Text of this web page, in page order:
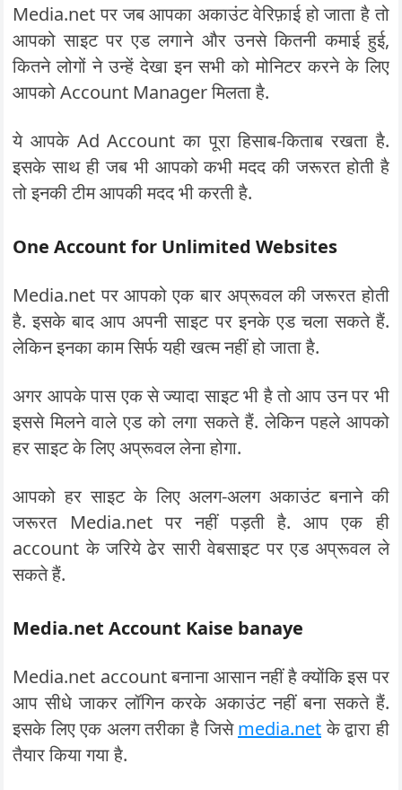
Media.net पर जब आपका अकाउंट वेरिफ़ाई हो जाता है तो
आपको साइट पर एड लगाने और उनसे कितनी कमाई हुई,
कितने लोगों ने उन्हें देखा इन सभी को मोनिटर करने के लिए
आपको Account Manager मिलता है.
ये आपके Ad Account का पूरा हिसाब-किताब रखता है.
इसके साथ ही जब भी आपको कभी मदद की जरूरत होती है
तो इनकी टीम आपकी मदद भी करती है.
One Account for Unlimited Websites
Media.net पर आपको एक बार अप्रूवल की जरूरत होती
है. इसके बाद आप अपनी साइट पर इनके एड चला सकते हैं.
लेकिन इनका काम सिर्फ यही खत्म नहीं हो जाता है.
अगर आपके पास एक से ज्यादा साइट भी है तो आप उन पर भी
इससे मिलने वाले एड को लगा सकते हैं. लेकिन पहले आपको
हर साइट के लिए अप्रूवल लेना होगा.
आपको हर साइट के लिए अलग-अलग अकाउंट बनाने की
जरूरत Media.net पर नहीं पड़ती है. आप एक ही
account के जरिये ढेर सारी वेबसाइट पर एड अप्रूवल ले
सकते हैं.
Media.net Account Kaise banaye
Media.net account बनाना आसान नहीं है क्योंकि इस पर
आप सीधे जाकर लॉगिन करके अकाउंट नहीं बना सकते हैं.
इसके लिए एक अलग तरीका है जिसेmedia.netके द्वारा ही
तैयार किया गया है.